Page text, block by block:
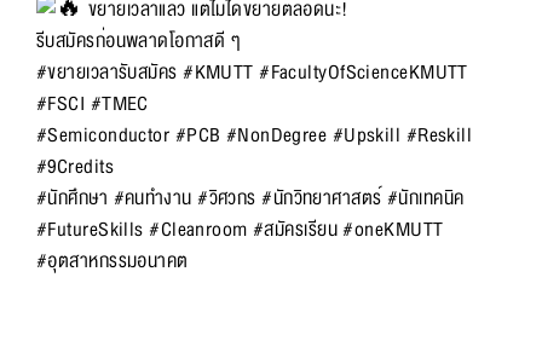
ขยายเวลาแล้ว แต่ไม่ได้ขยายตลอดนะ!
รีบสมัครก่อนพลาดโอกาสดี ๆ
#ขยายเวลารับสมัคร#KMUTT#FacultyOfScienceKMUTT
#FSCI #TMEC
#Semiconductor#PCB #NonDegree#Upskill #Reskill
#9Credits
#นักศึกษา #คนทำงาน#วิศวกร#นักวิทยาศาสตร์#นักเทคนิค
#FutureSkills#Cleanroom#สมัครเรียน#oneKMUTT
#อุตสาหกรรมอนาคต